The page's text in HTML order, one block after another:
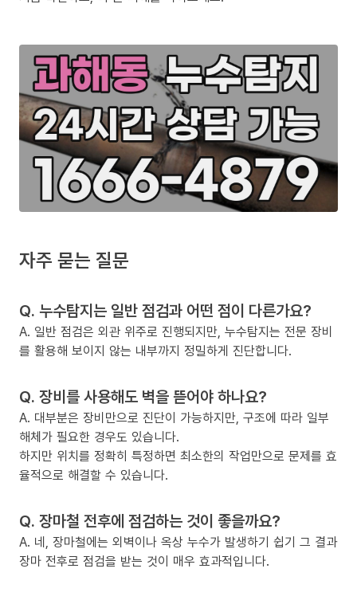
자주 묻는 질문
Q. 누수탐지는 일반 점검과 어떤 점이 다른가요?
A. 일반 점검은 외관 위주로 진행되지만, 누수탐지는 전문 장비
를 활용해 보이지 않는 내부까지 정밀하게 진단합니다.
Q. 장비를 사용해도 벽을 뜯어야 하나요?
A. 대부분은 장비만으로 진단이 가능하지만, 구조에 따라 일부
해체가 필요한 경우도 있습니다.
하지만 위치를 정확히 특정하면 최소한의 작업만으로 문제를 효
율적으로 해결할 수 있습니다.
Q. 장마철 전후에 점검하는 것이 좋을까요?
A. 네, 장마철에는 외벽이나 옥상 누수가 발생하기 쉽기 그 결과
장마 전후로 점검을 받는 것이 매우 효과적입니다.